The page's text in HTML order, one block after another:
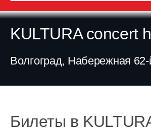
KULTURA concert
Волгоград, Набережная
Билеты в